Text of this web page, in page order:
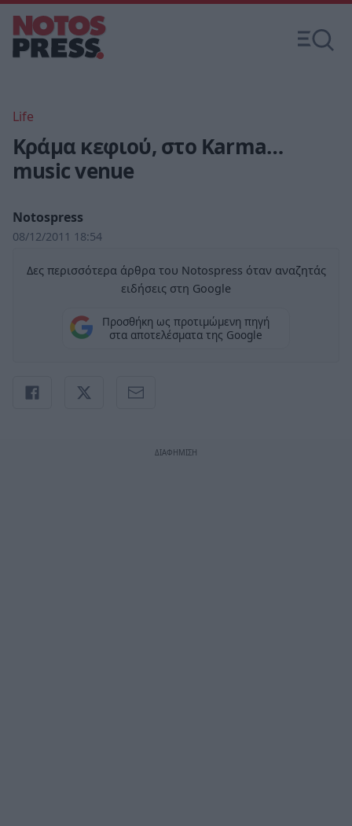
Life
Κράμα κεφιού, στο Karma…
music venue
Notospress
08/12/2011 18:54
Δες περισσότερα άρθρα του Notospress όταν αναζητάς
ειδήσεις στη Google
Προσθήκη ως προτιμώμενη πηγή
στα αποτελέσματα της Google